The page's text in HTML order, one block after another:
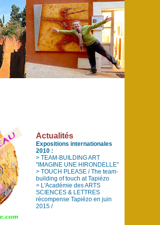
Actualités
Expositions internationales
2010 :
> TEAM-BUILDING ART
"IMAGINE UNE HIRONDELLE"
> TOUCH PLEASE / The team-
building of touch at Tapiézo
> L'Académie des ARTS
SCIENCES & LETTRES
récompense Tapiézo en juin
2015 /